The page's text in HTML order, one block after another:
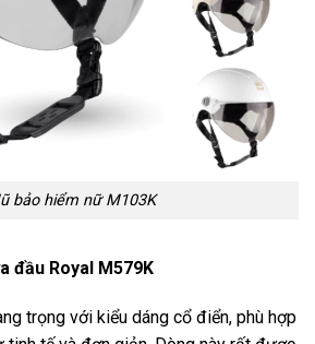
bảo hiểm nữ M103K
đầu Royal M579K
trọng với kiểu dáng cổ điển, phù hợp